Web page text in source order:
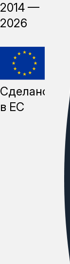
2014 —
2026
Сделано
в ЕС